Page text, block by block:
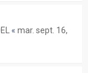
« mar. sept. 16,